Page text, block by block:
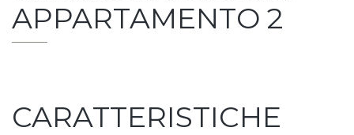
APPARTAMENTO 2
CARATTERISTICHE